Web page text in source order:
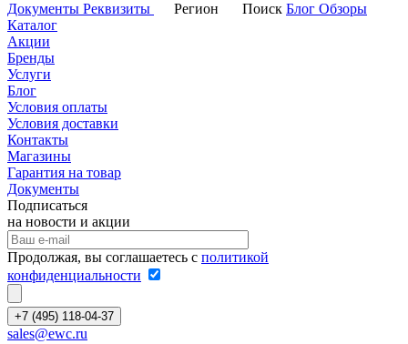
Документы Реквизиты Регион Поиск Блог Обзоры
Каталог
Акции
Бренды
Услуги
Блог
Условия оплаты
Условия доставки
Контакты
Магазины
Гарантия на товар
Документы
Подписаться
на новости и акции
Продолжая, вы соглашаетесь с политикой
конфиденциальности
+7 (495) 118-04-37
sales@ewc.ru